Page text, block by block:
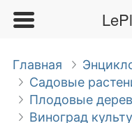
Главная
Садовые
Плодовые
Виноград